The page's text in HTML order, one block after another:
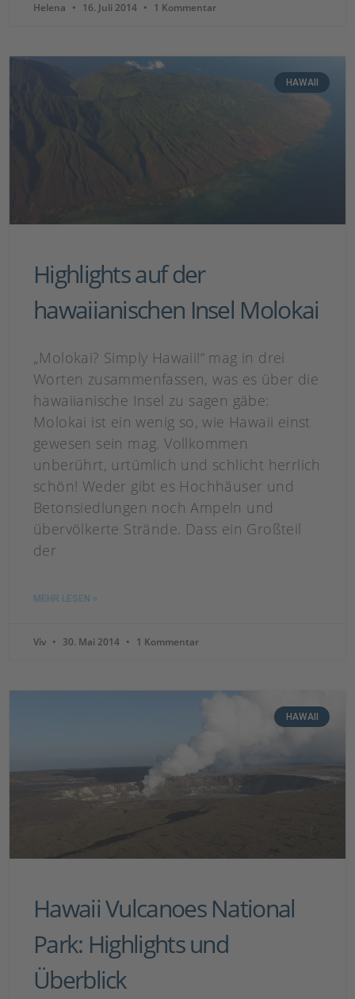
Helena 16. Juli 2014 1 Kommentar
HAWAII
Highlights auf der
hawaiianischen Insel Molokai
„Molokai? Simply Hawaii!“ mag in drei
Worten zusammenfassen, was es über die
hawaiianische Insel zu sagen gäbe:
Molokai ist ein wenig so, wie Hawaii einst
gewesen sein mag. Vollkommen
unberührt, urtümlich und schlicht herrlich
schön! Weder gibt es Hochhäuser und
Betonsiedlungen noch Ampeln und
übervölkerte Strände. Dass ein Großteil
der
MEHR LESEN »
Viv 30. Mai 2014 1 Kommentar
HAWAII
Hawaii Vulcanoes National
Park: Highlights und
Überblick